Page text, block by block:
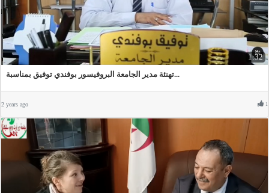
1:32
تهنئة مدير الجامعة البروفيسور بوفندي توفيق بمناسبة...
2 years ago 1